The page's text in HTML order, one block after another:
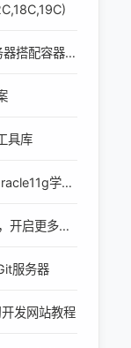
搭配容器使
具库
学习
开启更多高
服务器
发网站教程